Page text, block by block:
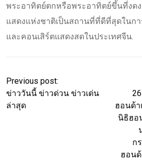
พระอาทิตย์ตกหรือพระอาทิตย์ขึ้นที่งด
แสดงแห่งชาติเป็นสถานที่ที่ดีที่สุดในกา
และคอนเสิร์ตแสดงสดในประเทศจีน.
Previous post:
ข่าววันนี้ ข่าวด่วน ข่าวเด่น
ล่าสุด
ฮอนด้า
นิธิฮอ
ก
ฮอนด้